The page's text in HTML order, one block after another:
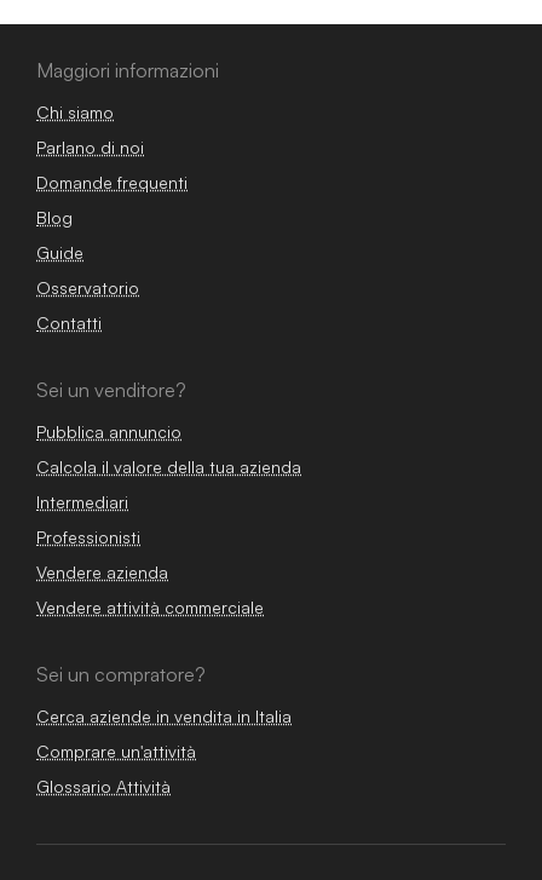
Maggiori informazioni
Chi siamo
Parlano di noi
Domande frequenti
Blog
Guide
Osservatorio
Contatti
Sei un venditore?
Pubblica annuncio
Calcola il valore della tua azienda
Intermediari
Professionisti
Vendere azienda
Vendere attività commerciale
Sei un compratore?
Cerca aziende in vendita in Italia
Comprare un'attività
Glossario Attività